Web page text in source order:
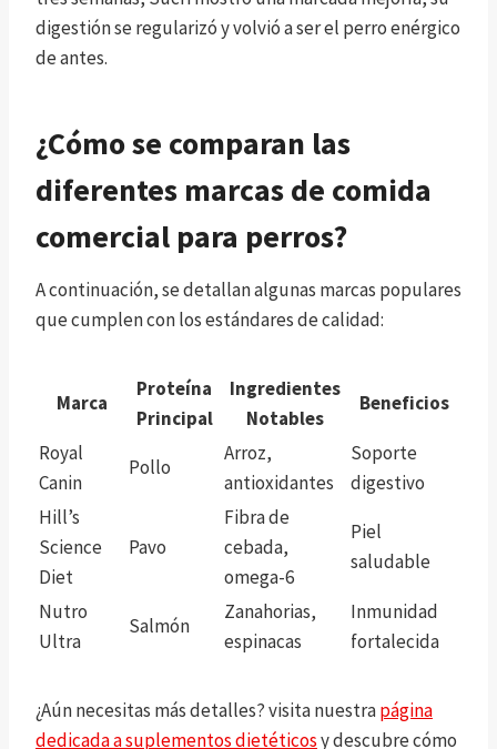
digestión se regularizó y volvió a ser el perro enérgico
de antes.
¿Cómo se comparan las
diferentes marcas de comida
comercial para perros?
A continuación, se detallan algunas marcas populares
que cumplen con los estándares de calidad:
Marca
Proteína
Principal
Ingredientes
Notables
Beneficios
Royal
Canin
Pollo
Arroz,
antioxidantes
Soporte
digestivo
Hill’s
Science
Diet
Pavo
Fibra de
cebada,
omega-6
Piel
saludable
Nutro
Ultra
Salmón
Zanahorias,
espinacas
Inmunidad
fortalecida
¿Aún necesitas más detalles? visita nuestrapágina
dedicada a suplementos dietéticosy descubre cómo